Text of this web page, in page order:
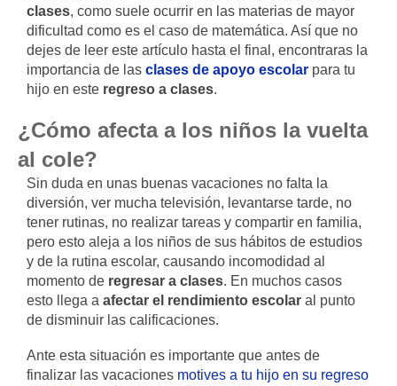
clases, como suele ocurrir en las materias de mayor
dificultad como es el caso de matemática. Así que no
dejes de leer este artículo hasta el final, encontraras la
importancia de las clases de apoyo escolar para tu
hijo en este regreso a clases.
¿Cómo afecta a los niños la vuelta
al cole?
Sin duda en unas buenas vacaciones no falta la
diversión, ver mucha televisión, levantarse tarde, no
tener rutinas, no realizar tareas y compartir en familia,
pero esto aleja a los niños de sus hábitos de estudios
y de la rutina escolar, causando incomodidad al
momento de regresar a clases. En muchos casos
esto llega a afectar el rendimiento escolar al punto
de disminuir las calificaciones.
Ante esta situación es importante que antes de
finalizar las vacaciones motives a tu hijo en su regreso